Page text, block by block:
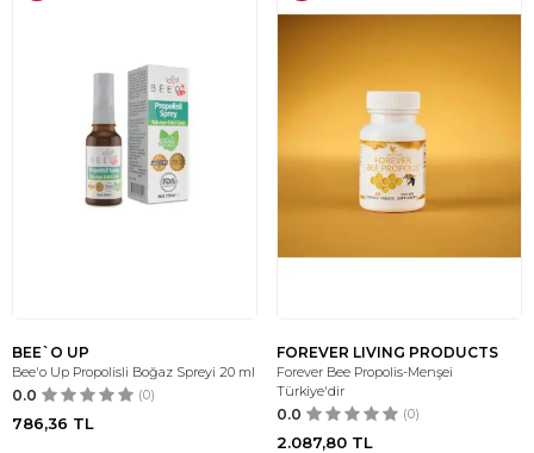
BEE`O UP
Bee'o Up Propolisli Boğaz Spreyi 20 ml
0.0 (0)
786,36 TL
FOREVER LIVING PRODUCTS
Forever Bee Propolis-Menşei
Türkiye'dir
0.0 (0)
2.087,80 TL